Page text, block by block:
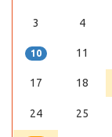
3 4
10 11
17 18
24 25